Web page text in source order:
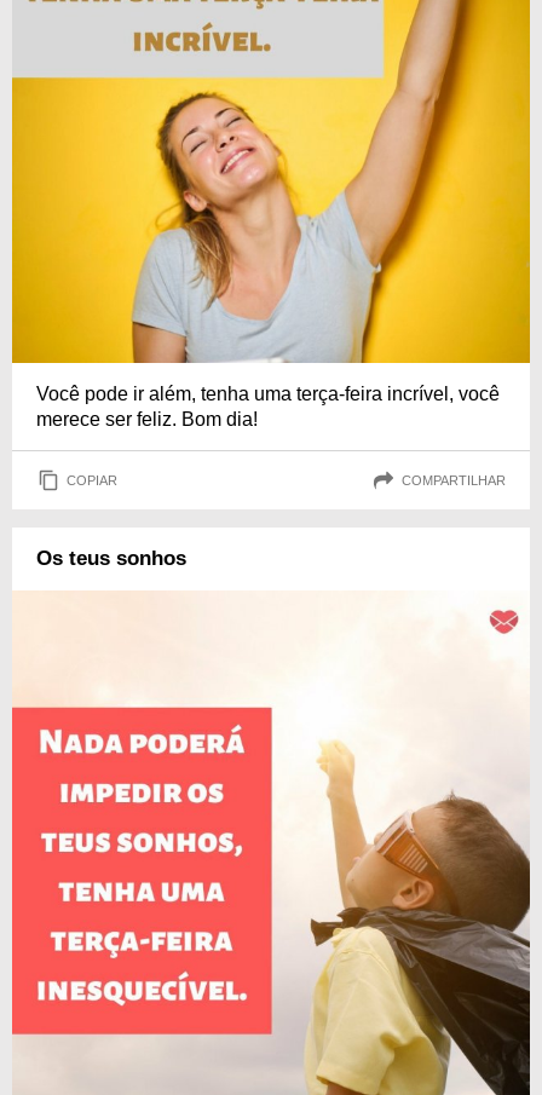
Você pode ir além, tenha uma terça-feira incrível, você
merece ser feliz. Bom dia!
COPIAR COMPARTILHAR
Os teus sonhos